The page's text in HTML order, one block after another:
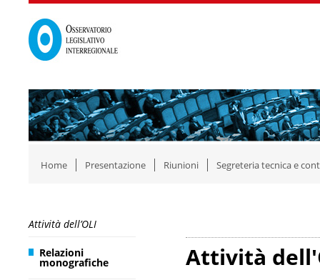
Home Presentazione Riunioni Segreteria tecnica e
Attività dell’OLI
Relazioni
monografiche Attività